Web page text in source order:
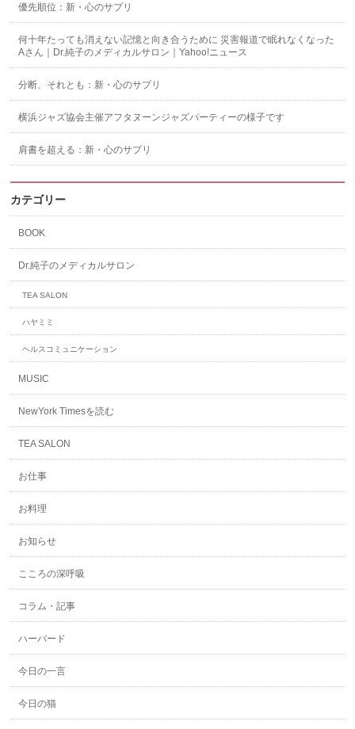
優先順位：新・心のサプリ
何十年たっても消えない記憶と向き合うために 災害報道で眠れなくなった
Aさん｜Dr.純子のメディカルサロン｜Yahoo!ニュース
分断、それとも：新・心のサプリ
横浜ジャズ協会主催アフタヌーンジャズパーティーの様子です
肩書を超える：新・心のサプリ
カテゴリー
BOOK
Dr.純子のメディカルサロン
TEA SALON
ハヤミミ
ヘルスコミュニケーション
MUSIC
NewYork Timesを読む
TEA SALON
お仕事
お料理
お知らせ
こころの深呼吸
コラム・記事
ハーバード
今日の一言
今日の猫